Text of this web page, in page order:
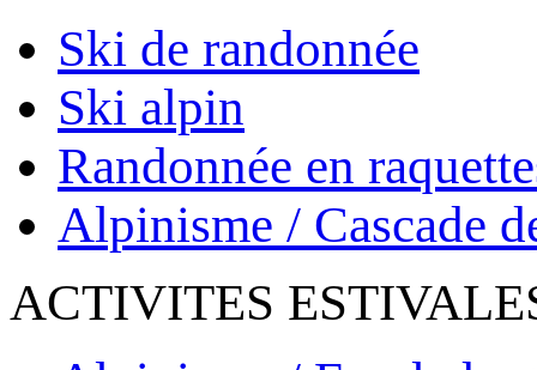
Ski de randonnée
Ski alpin
Randonnée en
Alpinisme / Cascade
ACTIVITES